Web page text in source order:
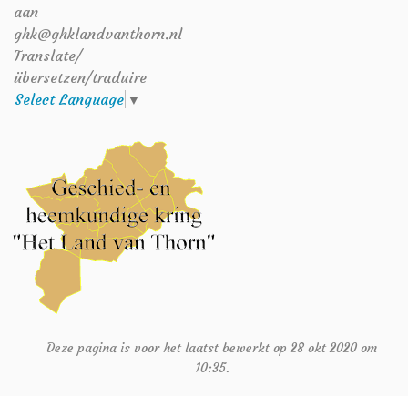
aan
ghk@ghklandvanthorn.nl
Translate/
übersetzen/traduire
Select Language ▼
Deze pagina is voor het laatst bewerkt op 28 okt 2020 om
10:35.